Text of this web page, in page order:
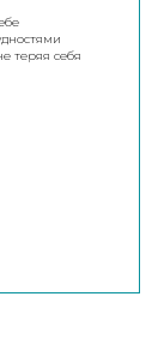
теряя себя